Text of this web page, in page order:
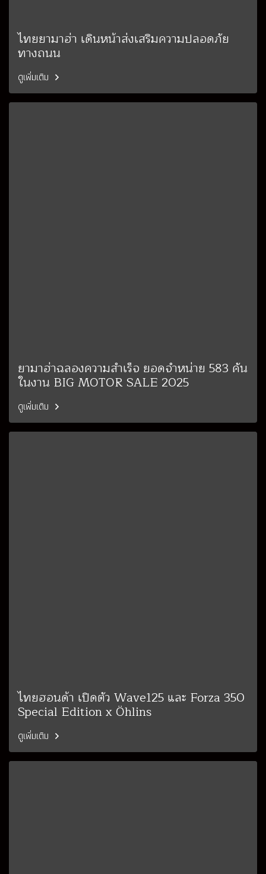
ไทยยามาฮ่า เดินหน้าส่งเสริมความปลอดภัย
ทางถนน
ดูเพิ่มเติม
ยามาฮ่าฉลองความสำเร็จ ยอดจำหน่าย 583 คัน
ในงาน BIG MOTOR SALE 2025
ดูเพิ่มเติม
ไทยฮอนด้า เปิดตัว Wave125 และ Forza 350
Special Edition x Öhlins
ดูเพิ่มเติม